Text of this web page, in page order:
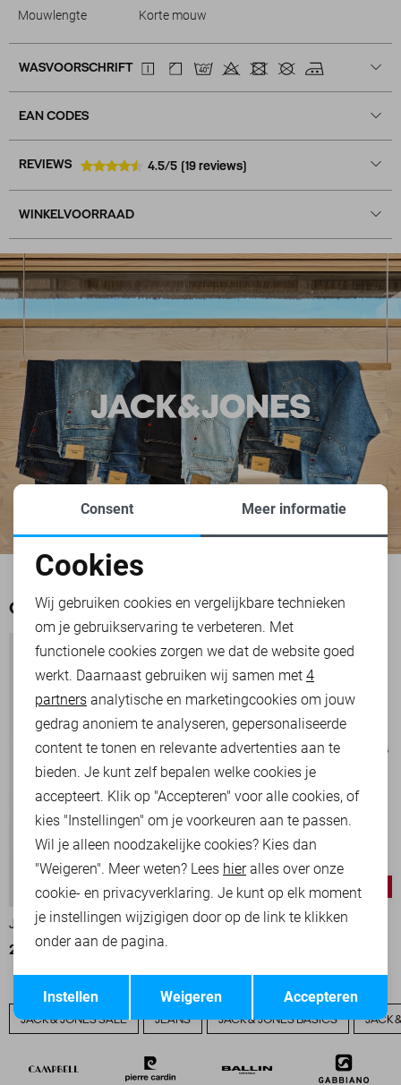
Mouwlengte
Korte mouw
WASVOORSCHRIFT
EAN CODES
REVIEWS 4.5/5 (19 reviews)
WINKELVOORRAAD
OOK HET BEKIJKEN WAARD
-20%
JACK & JONES POLO
23,95 29,99
JACK & JONES POLO
JACK & JONES SALE JEANS JACK & JONES BASICS JACK
Noodzakelijke cookies
Personalisatie cookies
Analytische cookies
Marketing cookies
Terug Opslaan
Consent Meer informatie
Cookies
Wij gebruiken cookies en vergelijkbare technieken
om je gebruikservaring te verbeteren. Met
functionele cookies zorgen we dat de website goed
werkt. Daarnaast gebruiken wij samen met 4
partners analytische en marketingcookies om jouw
gedrag anoniem te analyseren, gepersonaliseerde
content te tonen en relevante advertenties aan te
bieden. Je kunt zelf bepalen welke cookies je
accepteert. Klik op "Accepteren" voor alle cookies, of
kies "Instellingen" om je voorkeuren aan te passen.
Wil je alleen noodzakelijke cookies? Kies dan
"Weigeren". Meer weten? Lees hieralles over onze
cookie- en privacyverklaring. Je kunt op elk moment
je instellingen wijzigigen door op de link te klikken
onder aan de pagina.
Accepteren
Weigeren
Instellen